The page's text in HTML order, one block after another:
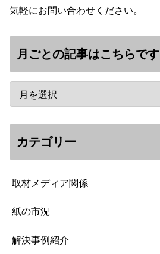
気軽にお問い合わせください。
月ごとの記事はこちらです
カテゴリー
取材メディア関係
紙の市況
解決事例紹介